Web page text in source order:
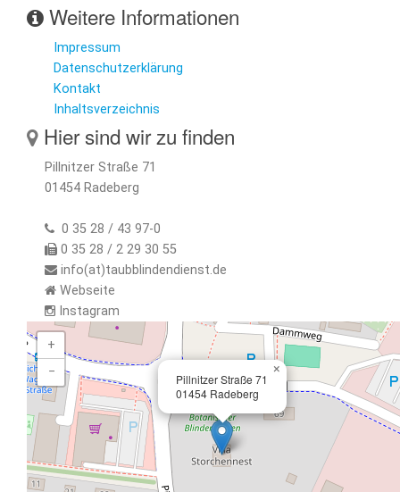
Weitere Informationen
Impressum
Datenschutzerklärung
Kontakt
Inhaltsverzeichnis
Hier sind wir zu finden
Pillnitzer Straße 71
01454 Radeberg
0 35 28 / 43 97-0
0 35 28 / 2 29 30 55
info(at)taubblindendienst.de
Webseite
Instagram
Pillnitzer Straße 71
01454 Radeberg
×
+
−